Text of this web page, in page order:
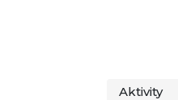
Aktivity